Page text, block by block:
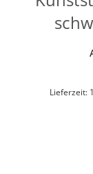
Lieferzeit: